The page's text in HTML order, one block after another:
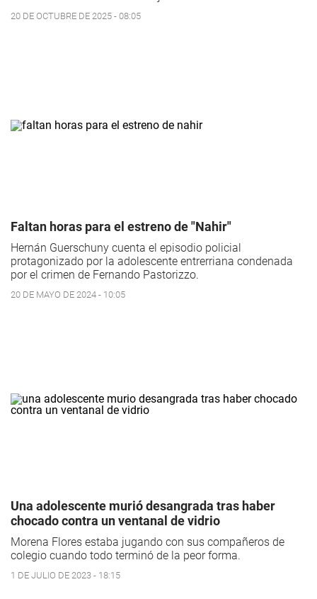
20 DE OCTUBRE DE 2025 - 08:05
Faltan horas para el estreno de "Nahir"
Hernán Guerschuny cuenta el episodio policial
protagonizado por la adolescente entrerriana condenada
por el crimen de Fernando Pastorizzo.
20 DE MAYO DE 2024 - 10:05
Una adolescente murió desangrada tras haber
chocado contra un ventanal de vidrio
Morena Flores estaba jugando con sus compañeros de
colegio cuando todo terminó de la peor forma.
1 DE JULIO DE 2023 - 18:15